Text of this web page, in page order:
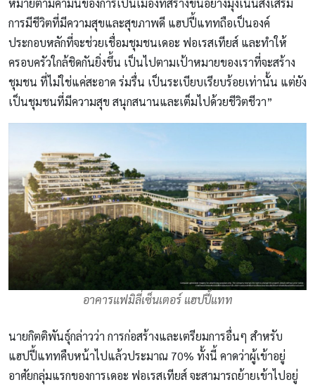
หมายตามคำมั่นของการเป็นเมืองที่สร้างขึ้นอย่างมุ่งเน้นส่งเสริม
การมีชีวิตที่มีความสุขและสุขภาพดี แฮปปี้แททถือเป็นองค์
ประกอบหลักที่จะช่วยเชื่อมชุมชนเดอะ ฟอเรสเทียส์ และทำให้
ครอบครัวใกล้ชิดกันยิ่งขึ้น เป็นไปตามเป้าหมายของเราที่จะสร้าง
ชุมชน ที่ไม่ใช่แค่สะอาด ร่มรื่น เป็นระเบียบเรียบร้อยเท่านั้น แต่ยัง
เป็นชุมชนที่มีความสุข สนุกสนานและเต็มไปด้วยชีวิตชีวา”
อาคารแฟมิลี่เซ็นเตอร์ แฮปปี้แทท
นายกิตติพันธุ์กล่าวว่า การก่อสร้างและเตรียมการอื่นๆ สำหรับ
แฮปปี้แททคืบหน้าไปแล้วประมาณ 70% ทั้งนี้ คาดว่าผู้เข้าอยู่
อาศัยกลุ่มแรกของการเดอะ ฟอเรสเทียส์ จะสามารถย้ายเข้าไปอยู่